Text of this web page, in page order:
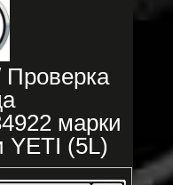
марки
YETI (5L)